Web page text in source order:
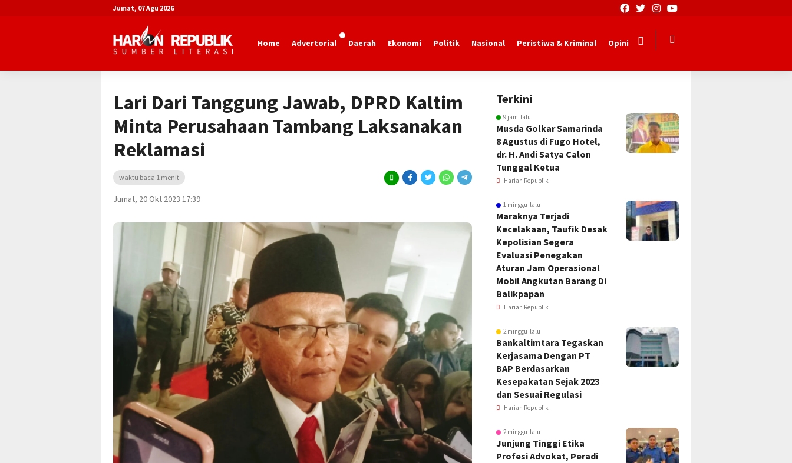
Jumat, 07 Agu 2026
Home Advertorial Daerah Ekonomi Politik Nasional Peristiwa & Kriminal Opini
Lari Dari Tanggung Jawab, DPRD Kaltim
Minta Perusahaan Tambang Laksanakan
Reklamasi
waktu baca 1 menit
Jumat, 20 Okt 2023 17:39
Terkini
9 jam lalu
Musda Golkar Samarinda
8 Agustus di Fugo Hotel,
dr. H. Andi Satya Calon
Tunggal Ketua
Harian Republik
1 minggu lalu
Maraknya Terjadi
Kecelakaan, Taufik Desak
Kepolisian Segera
Evaluasi Penegakan
Aturan Jam Operasional
Mobil Angkutan Barang Di
Balikpapan
Harian Republik
2 minggu lalu
Bankaltimtara Tegaskan
Kerjasama Dengan PT
BAP Berdasarkan
Kesepakatan Sejak 2023
dan Sesuai Regulasi
Harian Republik
2 minggu lalu
Junjung Tinggi Etika
Profesi Advokat, Peradi